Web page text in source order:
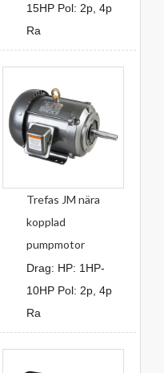
15HP Pol: 2p, 4p
Ra
Trefas JM nära
kopplad
pumpmotor
Drag: HP: 1HP-
10HP Pol: 2p, 4p
Ra